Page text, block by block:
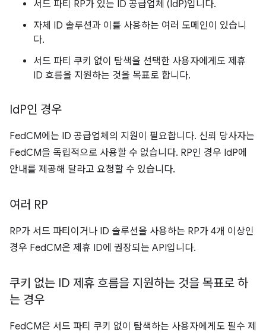
서드 파티 RP가 있는 ID 공급업체 (IdP)입니다.
자체 ID 솔루션과 이를 사용하는 여러 도메인이 있습니
다.
서드 파티 쿠키 없이 탐색을 선택한 사용자에게도 제휴
ID 흐름을 지원하는 것을 목표로 합니다.
IdP인 경우
FedCM에는 ID 공급업체의 지원이 필요합니다. 신뢰 당사자는
FedCM을 독립적으로 사용할 수 없습니다. RP인 경우 IdP에
안내를 제공해 달라고 요청할 수 있습니다.
여러 RP
RP가 서드 파티이거나 ID 솔루션을 사용하는 RP가 4개 이상인
경우 FedCM은 제휴 ID에 권장되는 API입니다.
쿠키 없는 ID 제휴 흐름을 지원하는 것을 목표로 하
는 경우
FedCM은 서드 파티 쿠키 없이 탐색하는 사용자에게도 필수 제